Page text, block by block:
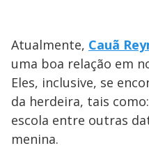
Atualmente, Cauã
uma boa relação em
Eles, inclusive, se
da herdeira, tais
escola entre outras
menina.